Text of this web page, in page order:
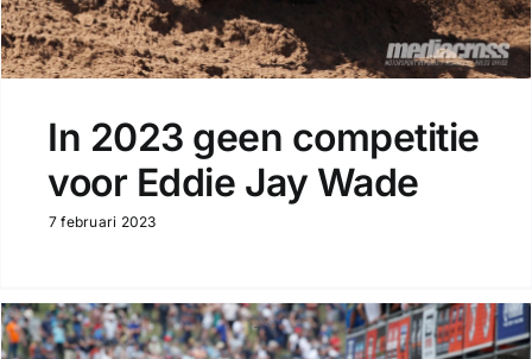
In 2023 geen competitie
voor Eddie Jay Wade
7 februari 2023